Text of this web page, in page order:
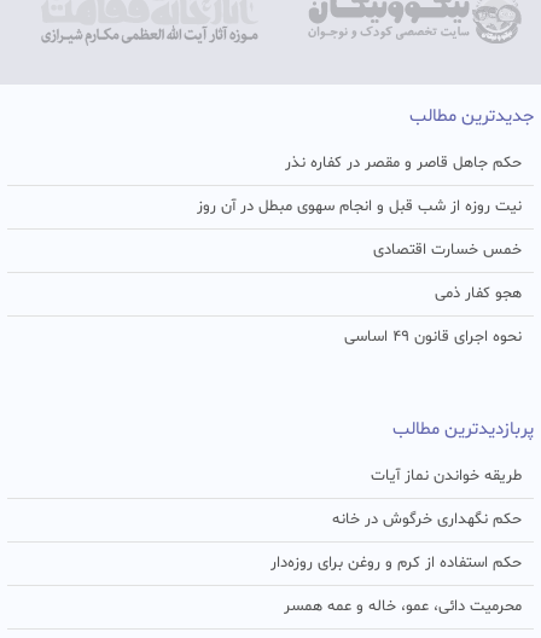
جدیدترین مطالب
حکم جاهل قاصر و مقصر در کفاره نذر
نیت روزه از شب قبل و انجام سهوی مبطل در آن روز
خمس خسارت اقتصادی
هجو کفار ذمی
نحوه اجرای قانون ۴۹ اساسی
پربازدیدترین مطالب
طریقه خواندن نماز آیات
حکم نگهداری خرگوش در خانه
حکم استفاده از کرم و روغن برای روزه‌دار
محرمیت دائی، عمو، خاله و عمه همسر